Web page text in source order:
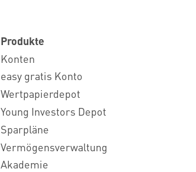
Produkte
Konten
easy gratis Konto
Wertpapierdepot
Young Investors Depot
Sparpläne
Vermögensverwaltung
Akademie